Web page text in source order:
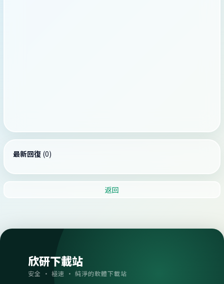
最新回復 (0)
返回
欣研下載站
安全 · 極速 · 純淨的軟體下載站